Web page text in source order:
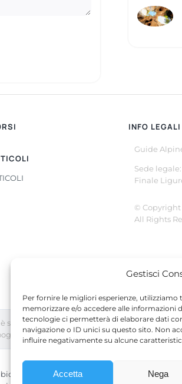
Gestisci
Per fornire le migliori esperienze,
memorizzare e/o accedere alle informazioni
tecnologie ci permetterà di elaborare dati
navigazione o ID unici su questo sito. Non
influire negativamente su alcune
Accetta Nega
INFO LEGALI
Guide
Sede
Finale
© Copyright
All Rights
soggetto alla
– P.IVA 02721930994 | Giovanni Rocca –